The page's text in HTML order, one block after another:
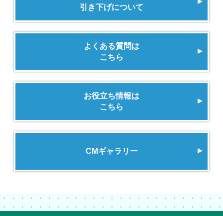
引き下げについて
よくある質問は
こちら
お役立ち情報は
こちら
CMギャラリー